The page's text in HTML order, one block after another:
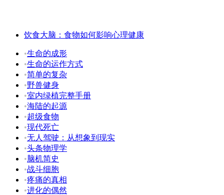
饮食大脑：食物如何影响心理健康
•生命的成形
•生命的运作方式
•简单的复杂
•野兽健身
•室内绿植完整手册
•海陆的起源
•超级食物
•现代死亡
•无人驾驶：从想象到现实
•头条物理学
•脑机简史
•战斗细胞
•疼痛的真相
•进化的偶然